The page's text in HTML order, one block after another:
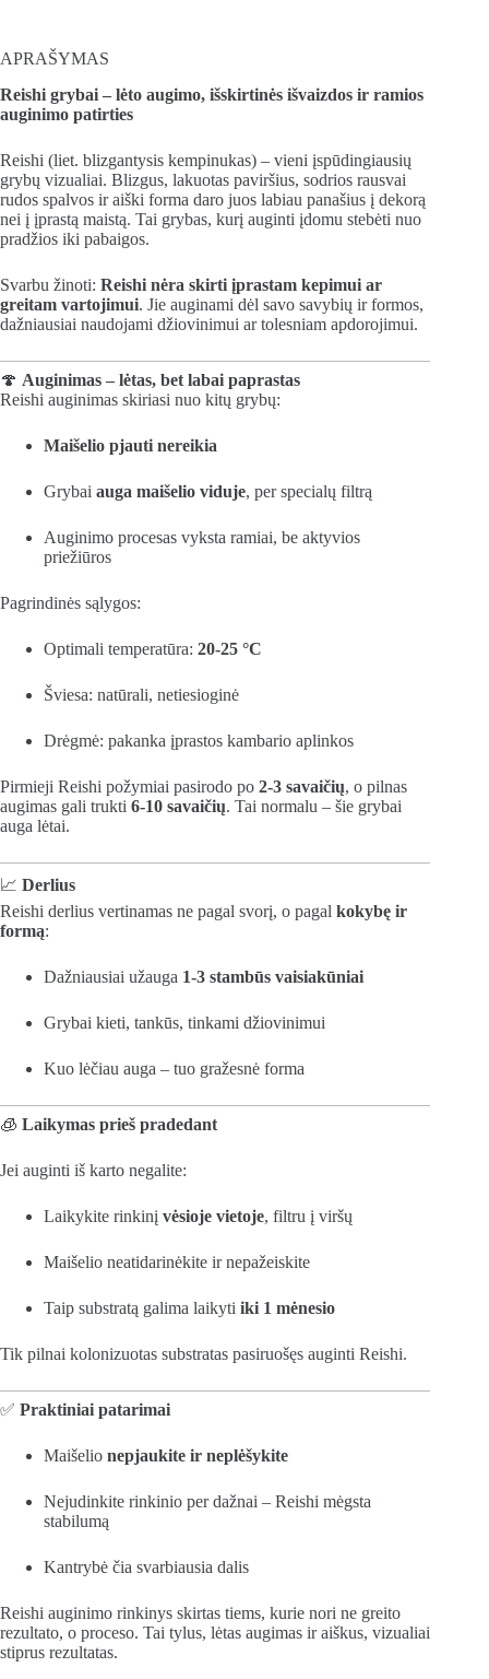
APRAŠYMAS
Reishi grybai – lėto augimo, išskirtinės išvaizdos ir ramios
auginimo patirties
Reishi (liet. blizgantysis kempinukas) – vieni įspūdingiausių
grybų vizualiai. Blizgus, lakuotas paviršius, sodrios rausvai
rudos spalvos ir aiški forma daro juos labiau panašius į dekorą
nei į įprastą maistą. Tai grybas, kurį auginti įdomu stebėti nuo
pradžios iki pabaigos.
Svarbu žinoti: Reishi nėra skirti įprastam kepimui ar
greitam vartojimui. Jie auginami dėl savo savybių ir formos,
dažniausiai naudojami džiovinimui ar tolesniam apdorojimui.
🍄 Auginimas – lėtas, bet labai paprastas
Reishi auginimas skiriasi nuo kitų grybų:
Maišelio pjauti nereikia
Grybai auga maišelio viduje, per specialų filtrą
Auginimo procesas vyksta ramiai, be aktyvios
priežiūros
Pagrindinės sąlygos:
Optimali temperatūra: 20-25 °C
Šviesa: natūrali, netiesioginė
Drėgmė: pakanka įprastos kambario aplinkos
Pirmieji Reishi požymiai pasirodo po 2-3 savaičių, o pilnas
augimas gali trukti 6-10 savaičių. Tai normalu – šie grybai
auga lėtai.
📈 Derlius
Reishi derlius vertinamas ne pagal svorį, o pagal kokybę ir
formą:
Dažniausiai užauga 1-3 stambūs vaisiakūniai
Grybai kieti, tankūs, tinkami džiovinimui
Kuo lėčiau auga – tuo gražesnė forma
🧊 Laikymas prieš pradedant
Jei auginti iš karto negalite:
Laikykite rinkinį vėsioje vietoje, filtru į viršų
Maišelio neatidarinėkite ir nepažeiskite
Taip substratą galima laikyti iki 1 mėnesio
Tik pilnai kolonizuotas substratas pasiruošęs auginti Reishi.
✅ Praktiniai patarimai
Maišelio nepjaukite ir neplėšykite
Nejudinkite rinkinio per dažnai – Reishi mėgsta
stabilumą
Kantrybė čia svarbiausia dalis
Reishi auginimo rinkinys skirtas tiems, kurie nori ne greito
rezultato, o proceso. Tai tylus, lėtas augimas ir aiškus, vizualiai
stiprus rezultatas.